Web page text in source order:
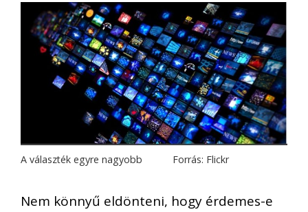
A választék egyre nagyobb Forrás: Flickr
Nem könnyű eldönteni, hogy érdemes-e